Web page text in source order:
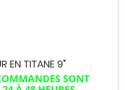
EN TITANE 9"
SONT